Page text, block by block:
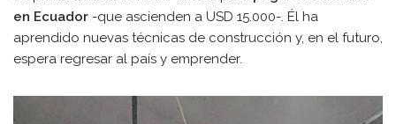
en Ecuador -que ascienden a USD 15.000-. Él ha
aprendido nuevas técnicas de construcción y, en el futuro,
espera regresar al país y emprender.